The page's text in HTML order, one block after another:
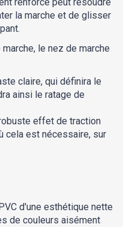
la marche et de glisser
le nez de marche
claire, qui définira le
ainsi le ratage de
effet de traction
cela est nécessaire, sur
d'une esthétique nette
de couleurs aisément